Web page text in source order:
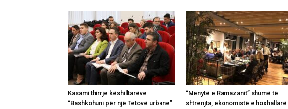
Kasami thirrje këshilltarëve
“Bashkohuni për një Tetovë urbane”
“Menytë e Ramazanit” shumë të
shtrenjta, ekonomistë e hoxhallarë